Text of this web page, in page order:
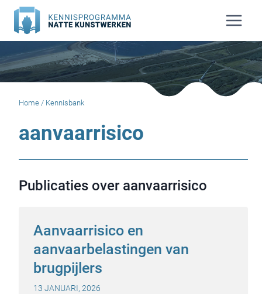
Doorgaan
naar
inhoud
Home / Kennisbank
aanvaarrisico
Publicaties over aanvaarrisico
Aanvaarrisico en
aanvaarbelastingen van
brugpijlers
13 JANUARI, 2026